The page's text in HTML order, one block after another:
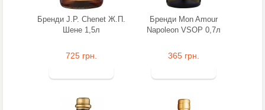
Бренди J.P. Chenet Ж.П.
Шене 1,5л
725 грн.
Бренди Mon Amour
Napoleon VSOP 0,7л
365 грн.